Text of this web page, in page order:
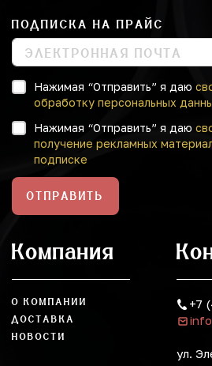
ПОДПИСКА НА ПРАЙС
Нажимая “Отправить” я даю
обработку персональных
Нажимая “Отправить” я даю
получение рекламных
подписке
ОТПРАВИТЬ
Компания
О КОМПАНИИ
ДОСТАВКА
НОВОСТИ
+7
ул.